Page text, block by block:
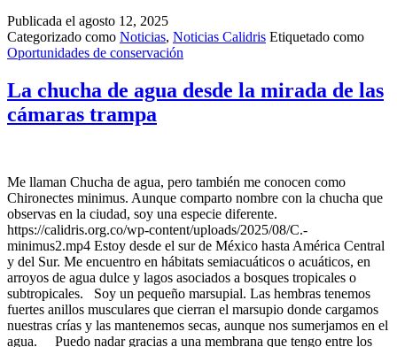
Publicada el agosto 12, 2025
Categorizado como Noticias, Noticias Calidris Etiquetado como
Oportunidades de conservación
La chucha de agua desde la mirada de las
cámaras trampa
Me llaman Chucha de agua, pero también me conocen como
Chironectes minimus. Aunque comparto nombre con la chucha que
observas en la ciudad, soy una especie diferente.
https://calidris.org.co/wp-content/uploads/2025/08/C.-
minimus2.mp4 Estoy desde el sur de México hasta América Central
y del Sur. Me encuentro en hábitats semiacuáticos o acuáticos, en
arroyos de agua dulce y lagos asociados a bosques tropicales o
subtropicales. Soy un pequeño marsupial. Las hembras tenemos
fuertes anillos musculares que cierran el marsupio donde cargamos
nuestras crías y las mantenemos secas, aunque nos sumerjamos en el
agua. Puedo nadar gracias a una membrana que tengo entre los